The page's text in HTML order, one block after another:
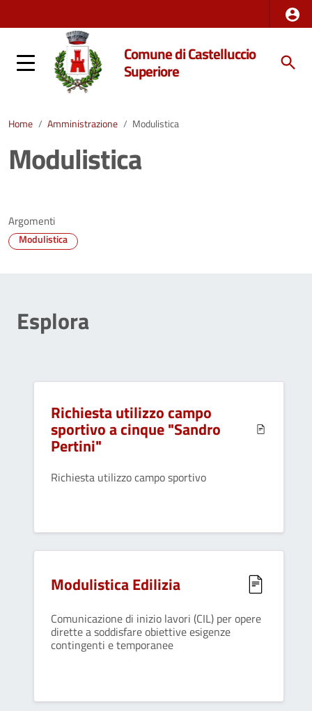
Comune di Castelluccio
Superiore
Home / Amministrazione / Modulistica
Modulistica
Argomenti
Modulistica
Esplora
Richiesta utilizzo campo
sportivo a cinque "Sandro
Pertini"
Richiesta utilizzo campo sportivo
Modulistica Edilizia
Comunicazione di inizio lavori (CIL) per opere
dirette a soddisfare obiettive esigenze
contingenti e temporanee